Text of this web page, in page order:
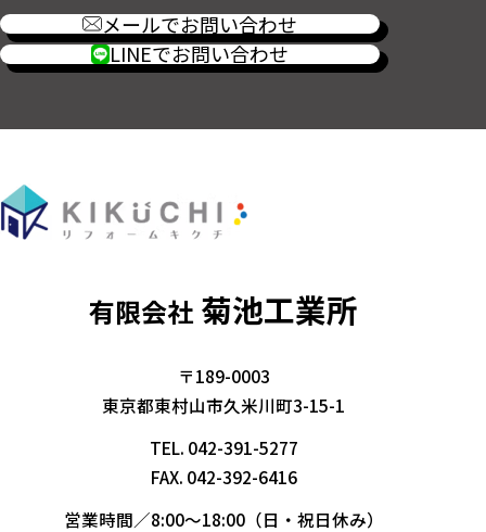
メールでお問い合わせ
LINEでお問い合わせ
有限会社 菊池工業所
〒189-0003
東京都東村山市久米川町3-15-1
TEL. 042-391-5277
FAX. 042-392-6416
営業時間／8:00～18:00（日・祝日休み）